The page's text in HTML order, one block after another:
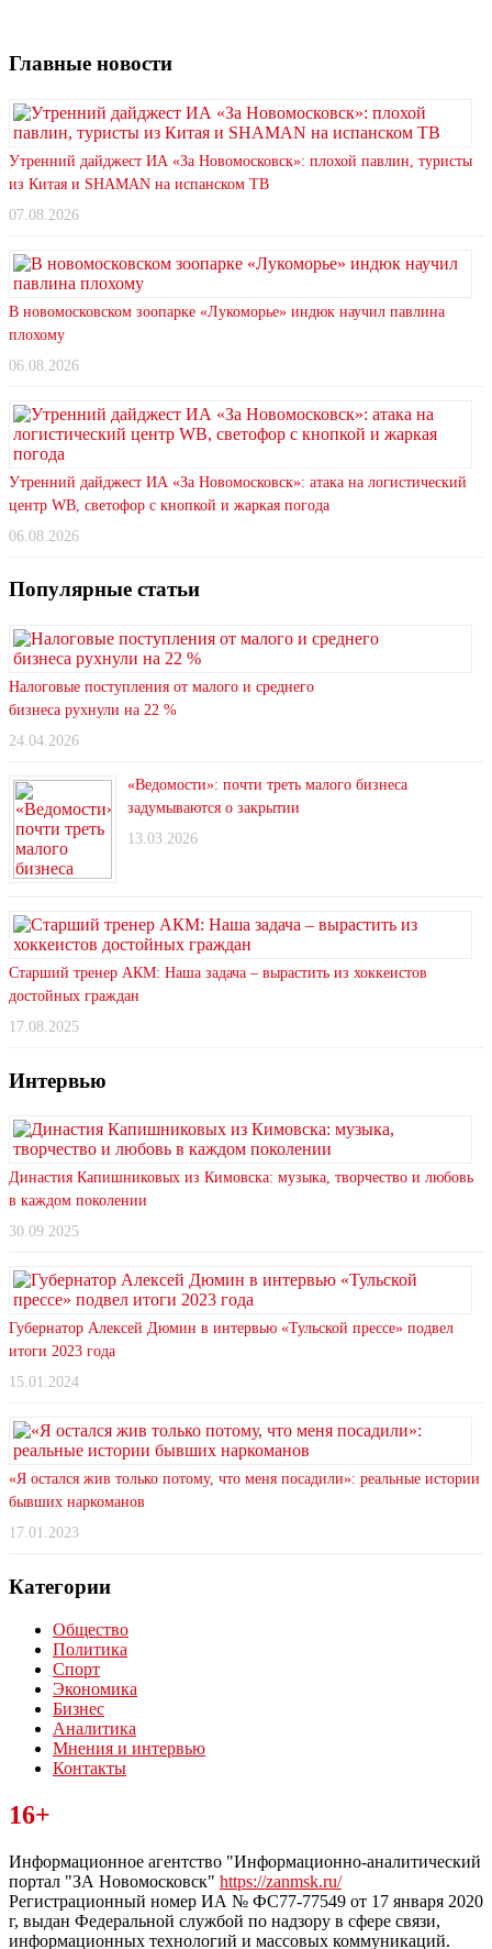
Главные новости
Утренний дайджест ИА «За Новомосковск»: плохой павлин, туристы
из Китая и SHAMAN на испанском ТВ
07.08.2026
В новомосковском зоопарке «Лукоморье» индюк научил павлина
плохому
06.08.2026
Утренний дайджест ИА «За Новомосковск»: атака на логистический
центр WB, светофор с кнопкой и жаркая погода
06.08.2026
Популярные статьи
Налоговые поступления от малого и среднего
бизнеса рухнули на 22 %
24.04.2026
«Ведомости»: почти треть малого бизнеса
задумываются о закрытии
13.03.2026
Старший тренер АКМ: Наша задача – вырастить из хоккеистов
достойных граждан
17.08.2025
Интервью
Династия Капишниковых из Кимовска: музыка, творчество и любовь
в каждом поколении
30.09.2025
Губернатор Алексей Дюмин в интервью «Тульской прессе» подвел
итоги 2023 года
15.01.2024
«Я остался жив только потому, что меня посадили»: реальные истории
бывших наркоманов
17.01.2023
Категории
Общество
Политика
Спорт
Экономика
Бизнес
Аналитика
Мнения и интервью
Контакты
Читайте последние новости дня в Тульской области на сайте
“ЗаНовомосковск”
16+
Информационное агентство "Информационно-аналитический
портал "ЗА Новомосковск" https://zanmsk.ru/
Регистрационный номер ИА № ФС77-77549 от 17 января 2020
г, выдан Федеральной службой по надзору в сфере связи,
информационных технологий и массовых коммуникаций.